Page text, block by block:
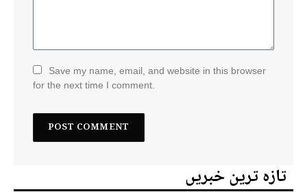
Save my name, email, and website in this browser
for the next time I comment.
تازہ ترین خبریں